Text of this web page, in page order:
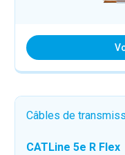
Câbles de
CATLine 5e R Flex